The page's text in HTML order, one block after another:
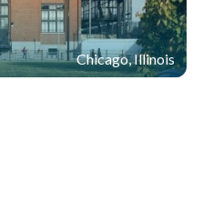
Chicago, Illinois